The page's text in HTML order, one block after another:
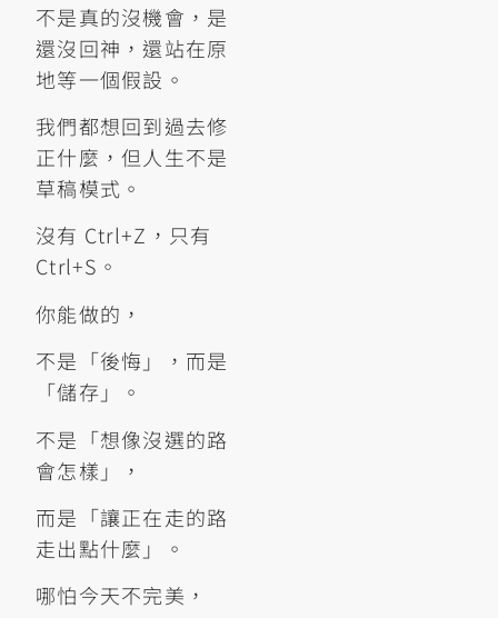
不是真的沒機會，是
還沒回神，還站在原
地等一個假設。
我們都想回到過去修
正什麼，但人生不是
草稿模式。
沒有 Ctrl+Z，只有
Ctrl+S。
你能做的，
不是「後悔」，而是
「儲存」。
不是「想像沒選的路
會怎樣」，
而是「讓正在走的路
走出點什麼」。
哪怕今天不完美，